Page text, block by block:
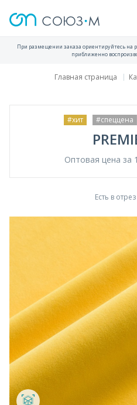
При размещении заказа ориентируйтесь на
приближенно
Главная страница
#хит #спеццена
Оптовая цена за
Есть в